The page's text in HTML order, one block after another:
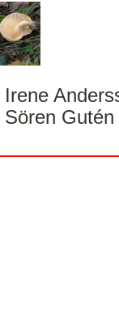
Irene
Sören Gutén